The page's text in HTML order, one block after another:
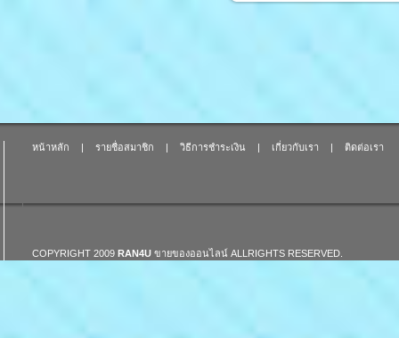
หน้าหลัก | รายชื่อสมาชิก | วิธีการชำระเงิน | เกี่ยวกับเรา | ติดต่อเรา
COPYRIGHT 2009 RAN4U ขายของออนไลน์ ALLRIGHTS RESERVED.